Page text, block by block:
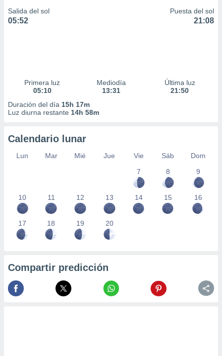
Salida del sol
05:52
Puesta del sol
21:08
Primera luz
05:10
Mediodía
13:31
Última luz
21:50
Duración del día 15h 17m
Luz diurna restante 14h 58m
Calendario lunar
Lun Mar Mié Jue Vie Sáb
Dom
7
8 9
10 11 12 13 14 15 16
17 18 19 20
Compartir predicción